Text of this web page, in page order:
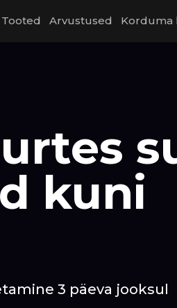
Tooted Arvustused Korduma
kuni
3 päeva jooksul